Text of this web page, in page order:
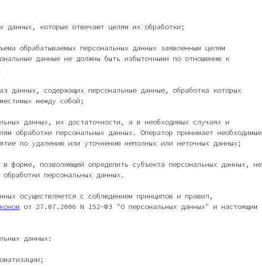
данных, которые отвечают целям их обработки;
обрабатываемых персональных данных заявленным целям
данные не должны быть избыточными по отношению к
данных, содержащих персональные данные, обработка которых
между собой;
данных, их достаточности, а в необходимых случаях и
обработки персональных данных. Оператор принимает необходимые
по удалению или уточнению неполных или неточных данных;
форме, позволяющей определить субъекта персональных данных, не
персональных данных.
осуществляется с соблюдением принципов и правил,
от 27.07.2006 N 152-ФЗ "О персональных данных" и настоящим
данных: